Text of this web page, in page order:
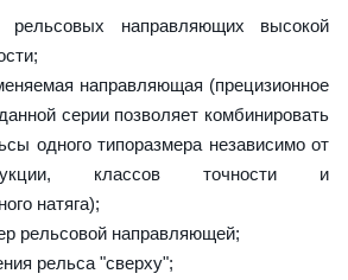
направляющих высокой
направляющая (прецизионное
серии позволяет комбинировать
одного типоразмера независимо от
классов точности и
натяга);
рельсовой направляющей;
рельса "сверху";